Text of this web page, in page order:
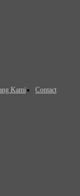
Kami Contact